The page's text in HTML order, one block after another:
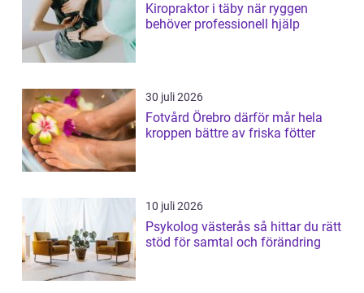
Kiropraktor i täby när ryggen
behöver professionell hjälp
30 juli 2026
Fotvård Örebro därför mår hela
kroppen bättre av friska fötter
10 juli 2026
Psykolog västerås så hittar du rätt
stöd för samtal och förändring